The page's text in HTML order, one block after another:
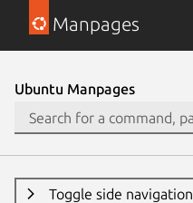
Manpages
Ubuntu Manpages
Toggle side navigation